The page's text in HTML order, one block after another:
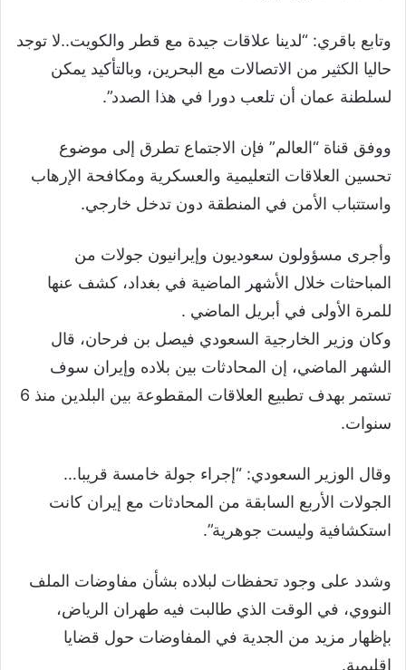
وتابع باقري: “لدينا علاقات جيدة مع قطر والكويت..لا توجد
حاليا الكثير من الاتصالات مع البحرين، وبالتأكيد يمكن
لسلطنة عمان أن تلعب دورا في هذا الصدد”.
ووفق قناة “العالم” فإن الاجتماع تطرق إلى موضوع
تحسين العلاقات التعليمية والعسكرية ومكافحة الإرهاب
واستتباب الأمن في المنطقة دون تدخل خارجي.
وأجرى مسؤولون سعوديون وإيرانيون جولات من
المباحثات خلال الأشهر الماضية في بغداد، كشف عنها
للمرة الأولى في أبريل الماضي .
وكان وزير الخارجية السعودي فيصل بن فرحان، قال
الشهر الماضي، إن المحادثات بين بلاده وإيران سوف
تستمر بهدف تطبيع العلاقات المقطوعة بين البلدين منذ 6
سنوات.
وقال الوزير السعودي: “إجراء جولة خامسة قريبا…
الجولات الأربع السابقة من المحادثات مع إيران كانت
استكشافية وليست جوهرية”.
وشدد على وجود تحفظات لبلاده بشأن مفاوضات الملف
النووي، في الوقت الذي طالبت فيه طهران الرياض،
بإظهار مزيد من الجدية في المفاوضات حول قضايا
إقليمية.